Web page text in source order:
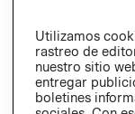
Utilizamos
rastreo de
nuestro sitio
entregar
boletines